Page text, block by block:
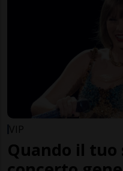
VIP
Quando il tuo